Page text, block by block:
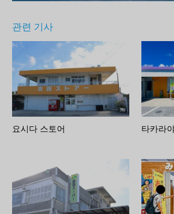
관련 기사
요시다 스토어 타카라